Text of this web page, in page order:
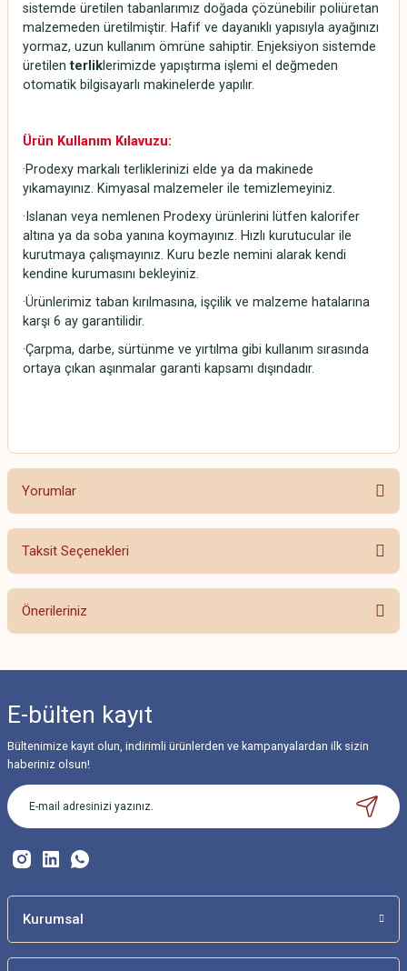
sistemde üretilen tabanlarımız doğada çözünebilir poliüretan
malzemeden üretilmiştir. Hafif ve dayanıklı yapısıyla ayağınızı
yormaz, uzun kullanım ömrüne sahiptir. Enjeksiyon sistemde
üretilenterliklerimizde yapıştırma işlemi el değmeden
otomatik bilgisayarlı makinelerde yapılır.
Ürün Kullanım Kılavuzu:
·Prodexy markalı terliklerinizi elde ya da makinede
yıkamayınız. Kimyasal malzemeler ile temizlemeyiniz.
·Islanan veya nemlenen Prodexy ürünlerini lütfen kalorifer
altına ya da soba yanına koymayınız. Hızlı kurutucular ile
kurutmaya çalışmayınız. Kuru bezle nemini alarak kendi
kendine kurumasını bekleyiniz.
·Ürünlerimiz taban kırılmasına, işçilik ve malzeme hatalarına
karşı 6 ay garantilidir.
·Çarpma, darbe, sürtünme ve yırtılma gibi kullanım sırasında
ortaya çıkan aşınmalar garanti kapsamı dışındadır.
Yorumlar
Bu ürüne ilk yorumu siz yapın!
Taksit Seçenekleri
Önerileriniz
Görüş ve önerileriniz için teşekkür ederiz.
Ürün resmi kalitesiz, bozuk veya görüntülenemiyor.
Ürün açıklamasında eksik bilgiler bulunuyor.
Ürün bilgilerinde hatalar bulunuyor.
Bu ürüne benzer farklı alternatifler olmalı.
E-bülten kayıt
Bültenimize kayıt olun, indirimli ürünlerden ve kampanyalardan ilk sizin
haberiniz olsun!
Kurumsal